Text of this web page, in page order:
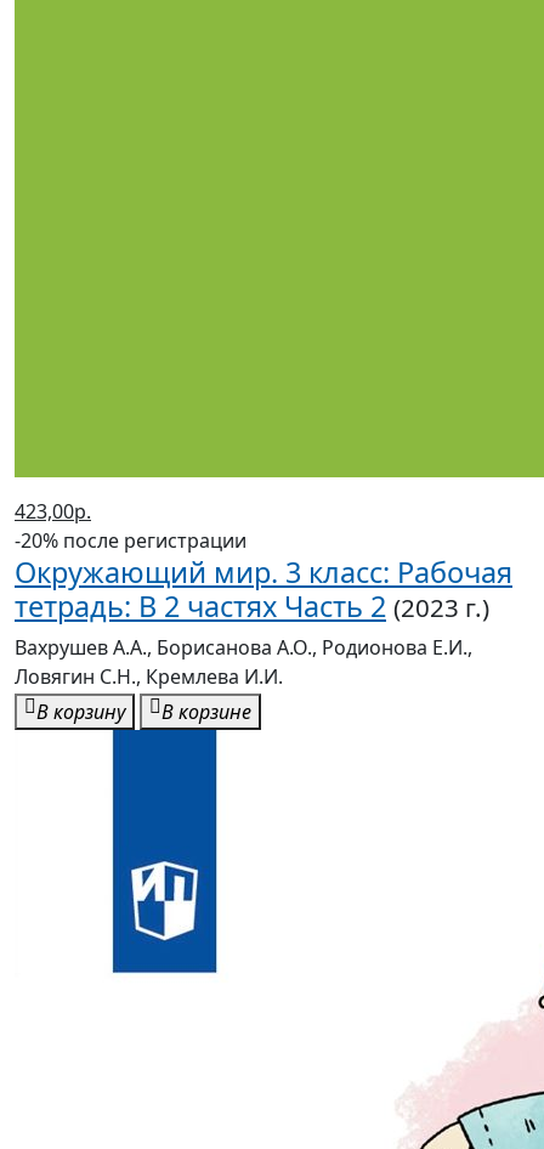
423,00р.
-20% после регистрации
Окружающий мир. 3 класс: Рабочая
тетрадь: В 2 частях Часть 2 (2023 г.)
Вахрушев А.А., Борисанова А.О., Родионова Е.И.,
Ловягин С.Н., Кремлева И.И.
В корзину
В корзине